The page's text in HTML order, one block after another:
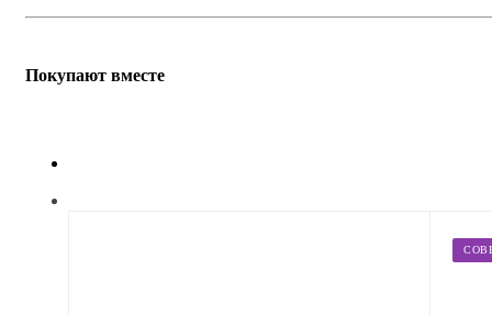
Покупают вместе